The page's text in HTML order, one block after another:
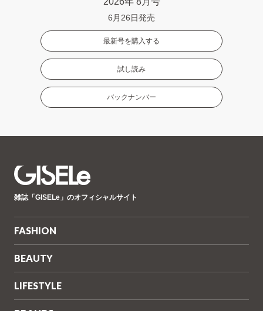
6月26日発売
最新号を購入する
試し読み
バックナンバー
ゼ
雑誌「GISELe」のオフィシャルサイト
FASHION
BEAUTY
LIFESTYLE